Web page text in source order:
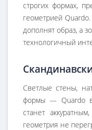
строгих формах,
геометрией
дополнят образ, а
технологичный
Светлые стены,
формы — Quardo
станет
геометрия не